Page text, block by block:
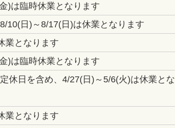
)は臨時休業となります
10(日)～8/17(日)は休業となります
業となります
)は臨時休業となります
休日を含め、4/27(日)～5/6(火)は休業とな
業となります